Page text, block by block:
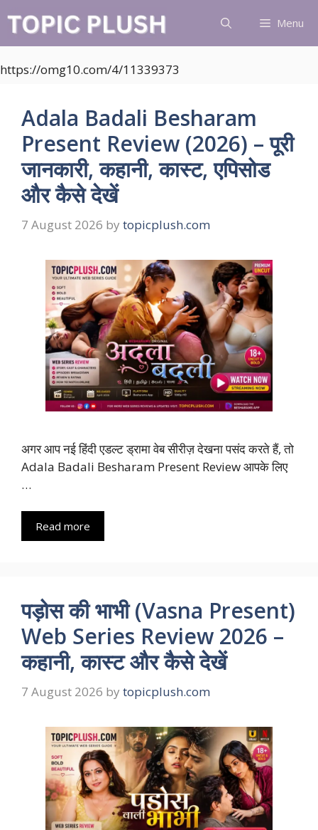
content
Menu
https://omg10.com/4/11339373
Adala Badali Besharam
Present Review (2026) – पूरी
जानकारी, कहानी, कास्ट, एपिसोड
और कैसे देखें
7 August 2026 by topicplush.com
अगर आप नई हिंदी एडल्ट ड्रामा वेब सीरीज़ देखना पसंद करते हैं, तो
Adala Badali Besharam Present Review आपके लिए
…
Read more
पड़ोस की भाभी (Vasna Present)
Web Series Review 2026 –
कहानी, कास्ट और कैसे देखें
7 August 2026 by topicplush.com